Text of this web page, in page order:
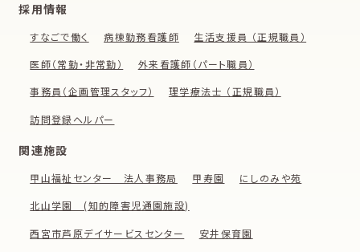
採用情報
すなごで働く 病棟勤務看護師 生活支援員 （正規職員）
医師（常勤・非常勤） 外来看護師（パート職員）
事務員（企画管理スタッフ） 理学療法士 （正規職員）
訪問登録ヘルパー
関連施設
甲山福祉センター 法人事務局 甲寿園 にしのみや苑
北山学園 (知的障害児通園施設)
西宮市芦原デイサービスセンター 安井保育園